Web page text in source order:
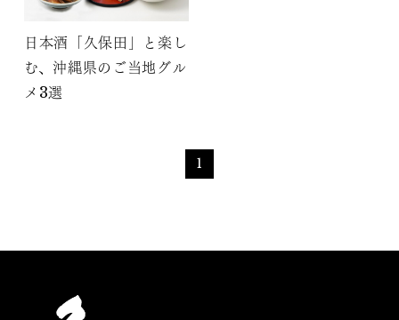
日本酒「久保田」と楽し
む、沖縄県のご当地グル
メ3選
1